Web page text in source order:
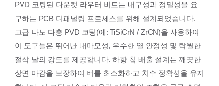
PVD 코팅된 다운컷 라우터 비트는 내구성과 정밀성을 요
구하는 PCB 디패널링 프로세스를 위해 설계되었습니다.
고급 나노 다층 PVD 코팅(예: TiSiCrN / ZrCN)을 사용하여
이 도구들은 뛰어난 내마모성, 우수한 열 안정성 및 탁월한
절삭 날의 강도를 제공합니다. 하향 칩 배출 설계는 깨끗한
상면 마감을 보장하여 버를 최소화하고 치수 정확성을 유지